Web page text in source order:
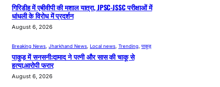
गिरिडीह में एबीवीपी की मशाल यात्रा, JPSC-JSSC परीक्षाओं में
धांधली के विरोध में प्रदर्शन
August 6, 2026
Breaking News, Jharkhand News, Local news, Trending, पाकुड़
पाकुड़ में सनसनी:दामाद ने पत्नी और सास की चाकू से
हत्या,आरोपी फरार
August 6, 2026